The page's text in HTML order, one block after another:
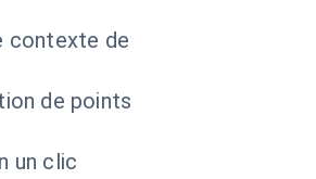
contexte de
de points
un clic